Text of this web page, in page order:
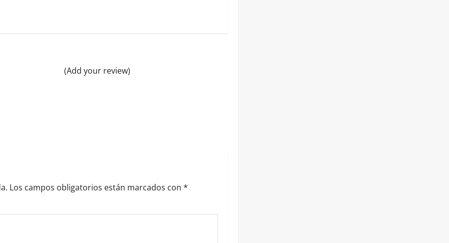
(Add your review)
Los campos obligatorios están marcados con *